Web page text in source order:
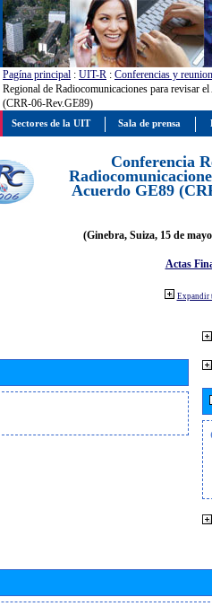
Pagína principal : UIT-R : Conferencias y
Regional de Radiocomunicaciones para revisar
(CRR-06-Rev.GE89)
Conferencia
Acuerdo GE89
(Ginebra, Suiza, 15 de
Actas
Expandir
Sectores de la UIT Sala de prensa